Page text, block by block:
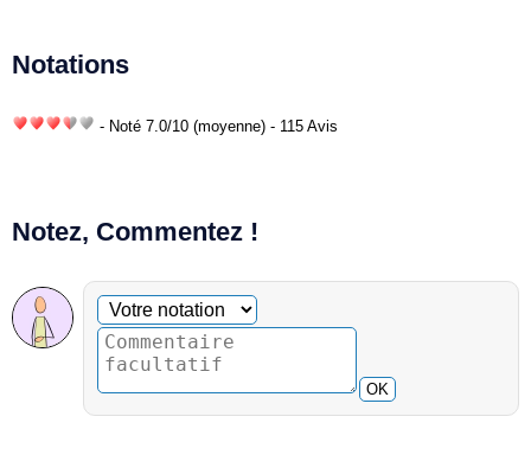
Notations
- Noté 7.0/10 (moyenne) - 115 Avis
Notez, Commentez !
Commentaire facultatif
Votre notation
OK